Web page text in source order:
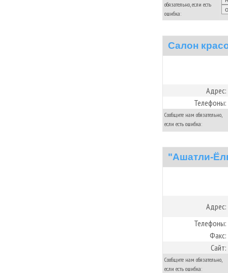
обязательно, если есть
ошибка:
Салон
Адрес:
Телефоны:
Сообщите нам обязательно,
если есть ошибка:
"Ашатли-
Адрес:
Телефоны:
Факс:
Сайт:
Сообщите нам обязательно,
если есть ошибка: